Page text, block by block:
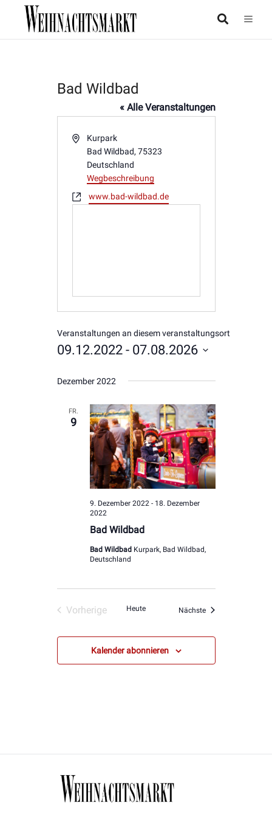
Bad Wildbad
« Alle Veranstaltungen
AdresseKurpark
Bad Wildbad, 75323
Deutschland
Wegbeschreibung
Webseitewww.bad-wildbad.de
Veranstaltungen an diesem veranstaltungsort
09.12.2022 - 07.08.2026
wählen.
Dezember 2022
FR.
9
Bad Wildbad
9. Dezember 2022 - 18. Dezember
2022
Bad Wildbad Kurpark, Bad Wildbad,
Deutschland
Vorherige
Heute NächsteVeranstaltungen
Kalender abonnieren